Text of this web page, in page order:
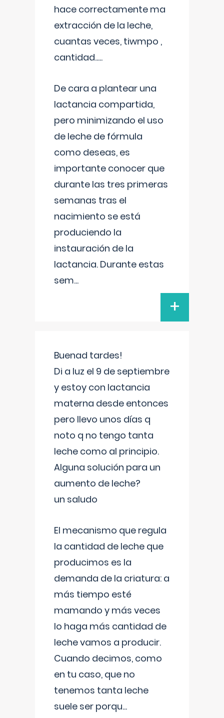
hace correctamente ma
extracción de la leche,
cuantas veces, tiwmpo ,
cantidad.....
De cara a plantear una
lactancia compartida,
pero minimizando el uso
de leche de fórmula
como deseas, es
importante conocer que
durante las tres primeras
semanas tras el
nacimiento se está
produciendo la
instauración de la
lactancia. Durante estas
sem...
+
Buenad tardes!
Di a luz el 9 de septiembre
y estoy con lactancia
materna desde entonces
pero llevo unos días q
noto q no tengo tanta
leche como al principio.
Alguna solución para un
aumento de leche?
un saludo
El mecanismo que regula
la cantidad de leche que
producimos es la
demanda de la criatura: a
más tiempo esté
mamando y más veces
lo haga más cantidad de
leche vamos a producir.
Cuando decimos, como
en tu caso, que no
tenemos tanta leche
suele ser porqu...